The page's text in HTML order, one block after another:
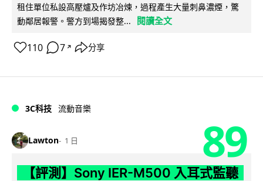
租住單位私設高壓爐及作坊冶煉，過程產生大量刺鼻濃煙，驚
動鄰居報警。警方到場揭發整...
閱讀全文
110 7 ↗ 分享
3C科技 流動音樂
Lawton 1 日 89
【評測】Sony IER-M500 入耳式監聽